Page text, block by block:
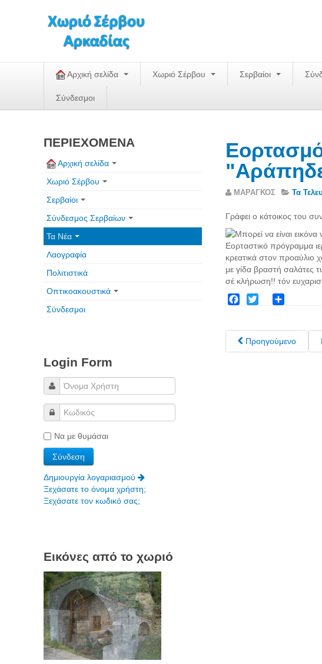
Αρχική σελίδα Χωριό Σέρβου Σερβαίοι
Σύνδεσμοι
ΜΑΡΑΓΚΟΣ Τα
Γράφει ο κάτοικος του
Προηγούμενο
ΠΕΡΙΕΧΟΜΕΝΑ
Αρχική σελίδα
Χωριό Σέρβου
Σερβαίοι
Σύνδεσμος Σερβαίων
Τα Νέα
Λαογραφία
Πολιτιστικά
Οπτικοακουστικά
Σύνδεσμοι
Login Form
Να με θυμάσαι
Δημιουργία λογαριασμού
Ξεχάσατε το όνομα χρήστη;
Ξεχάσατε τον κωδικό σας;
Εικόνες από το χωριό